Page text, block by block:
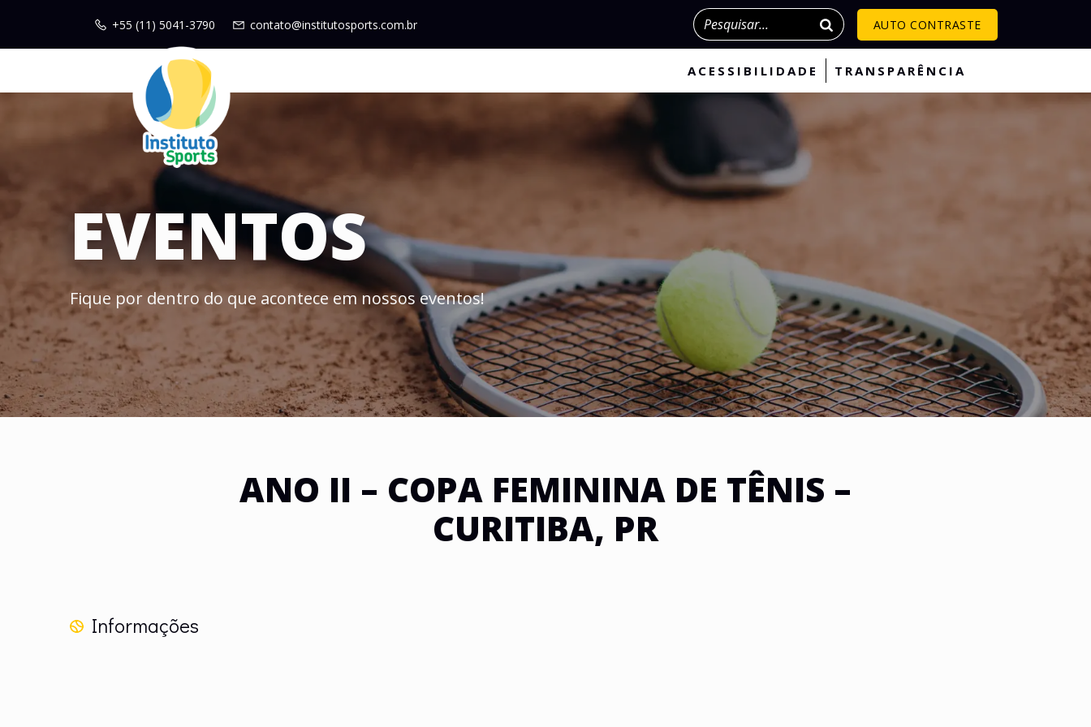
+55 (11) 5041-3790 contato@institutosports.com.br Pesquisar AUTO CONTRASTE
ACESSIBILIDADE TRANSPARÊNCIA
EVENTOS
Fique por dentro do que acontece em nossos eventos!
ANO II – COPA FEMININA DE TÊNIS –
CURITIBA, PR
Informações